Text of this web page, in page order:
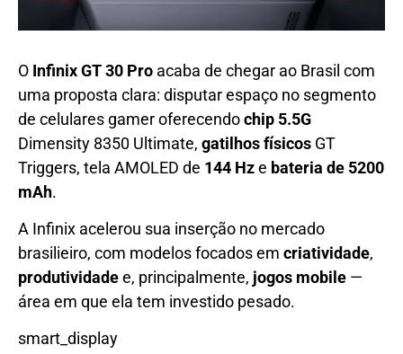
O Infinix GT 30 Pro acaba de chegar ao Brasil com
uma proposta clara: disputar espaço no segmento
de celulares gamer oferecendochip 5.5G
Dimensity 8350 Ultimate, gatilhos físicos GT
Triggers, tela AMOLED de 144 Hze bateria de 5200
mAh.
A Infinix acelerou sua inserção no mercado
brasilieiro, com modelos focados em criatividade,
produtividadee, principalmente, jogos mobile —
área em que ela tem investido pesado.
smart_display